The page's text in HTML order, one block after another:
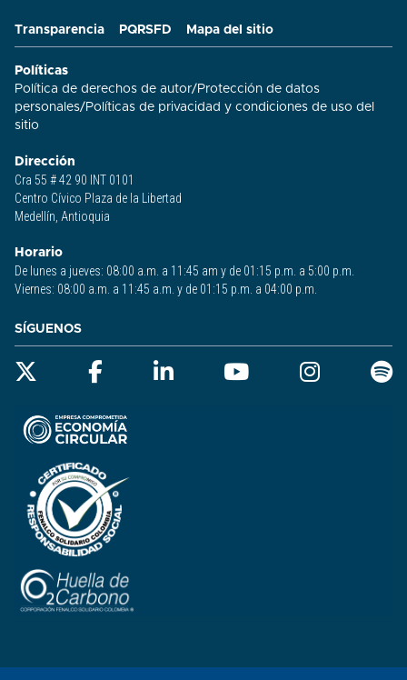
Transparencia PQRSFD Mapa del sitio
Políticas
Política de derechos de autor/ Protección de datos
personales/ Políticas de privacidad y condiciones de uso del
sitio​
Dirección
Cra 55 # 42 90 INT 0101
Centro Cívico Plaza de la Libertad
Medellín, Antioquia
Horario
De lunes a jueves: 08:00 a.m. a 11:45 am y de 01:15 p.m. a 5:00 p.m.
Viernes: 08:00 a.m. a 11:45 a.m. y de 01:15 p.m. a 04:00 p.m.
SÍGUENOS